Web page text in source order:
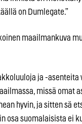
on Dumlegate.”
maailmankuva
ja -asenteita
missä omat
hyvin, ja sitten sä
osa suomalaisista ei